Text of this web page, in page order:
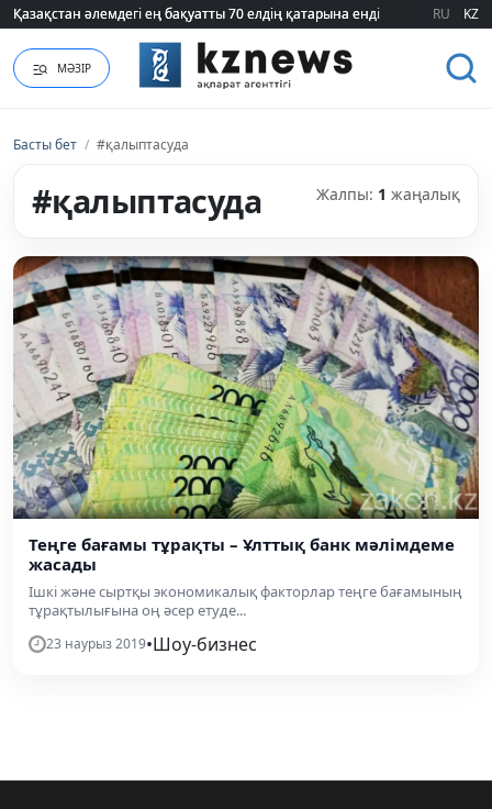
Қазақстан әлемдегі ең бақуатты 70 елдің қатарына енді
Қазақстан әлемдегі ең бақуатты 70 елдің қатарына енді RU KZ
МӘЗІР
Басты бет / #қалыптасуда
#қалыптасуда Жалпы: 1 жаңалық
Теңге бағамы тұрақты – Ұлттық банк мәлімдеме
жасады
Ішкі және сыртқы экономикалық факторлар теңге бағамының
тұрақтылығына оң әсер етуде...
23 наурыз 2019•Шоу-бизнес